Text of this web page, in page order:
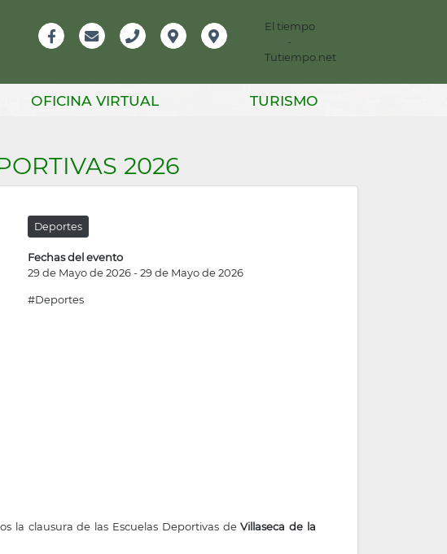
Información
El tiempo
-
Tutiempo.net
OFICINA VIRTUAL TURISMO
2026
Deportes
Fechas del evento
29 de Mayo de 2026-29 de Mayo de 2026
#Deportes
la clausura de las Escuelas Deportivas deVillaseca de la